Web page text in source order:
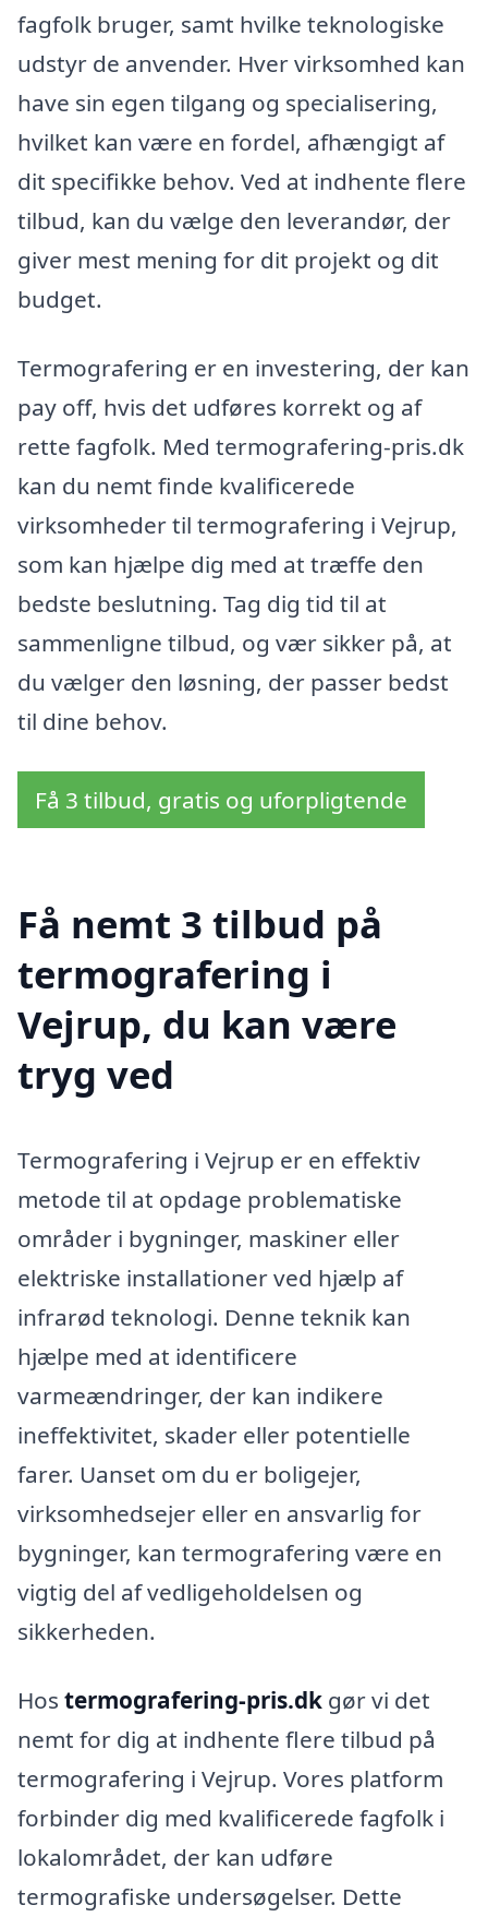
fagfolk bruger, samt hvilke teknologiske
udstyr de anvender. Hver virksomhed kan
have sin egen tilgang og specialisering,
hvilket kan være en fordel, afhængigt af
dit specifikke behov. Ved at indhente flere
tilbud, kan du vælge den leverandør, der
giver mest mening for dit projekt og dit
budget.
Termografering er en investering, der kan
pay off, hvis det udføres korrekt og af
rette fagfolk. Med termografering-pris.dk
kan du nemt finde kvalificerede
virksomheder til termografering i Vejrup,
som kan hjælpe dig med at træffe den
bedste beslutning. Tag dig tid til at
sammenligne tilbud, og vær sikker på, at
du vælger den løsning, der passer bedst
til dine behov.
Få 3 tilbud, gratis og uforpligtende
Få nemt 3 tilbud på
termografering i
Vejrup, du kan være
tryg ved
Termografering i Vejrup er en effektiv
metode til at opdage problematiske
områder i bygninger, maskiner eller
elektriske installationer ved hjælp af
infrarød teknologi. Denne teknik kan
hjælpe med at identificere
varmeændringer, der kan indikere
ineffektivitet, skader eller potentielle
farer. Uanset om du er boligejer,
virksomhedsejer eller en ansvarlig for
bygninger, kan termografering være en
vigtig del af vedligeholdelsen og
sikkerheden.
Hos termografering-pris.dk gør vi det
nemt for dig at indhente flere tilbud på
termografering i Vejrup. Vores platform
forbinder dig med kvalificerede fagfolk i
lokalområdet, der kan udføre
termografiske undersøgelser. Dette